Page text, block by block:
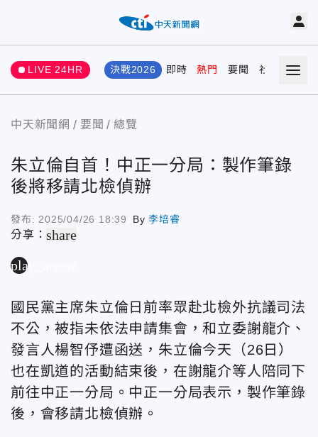
LIVE 24HR 決戰2026 即時 熱門 要聞 社會 娛樂
中天新聞網 要聞 總覽
朱立倫自首！中正一分局：製作筆錄
後將移請北檢偵辦
發布: 2025/04/26 18:39 By李培睿
分享：share
play_arrow
國民黨主席朱立倫日前率眾赴北檢外抗議司法
不公，被指未依法申請集會，和立委謝龍介、
發言人楊智伃遭函送，朱立倫今天（26日）
也在凱道的活動結束後，在謝龍介等人陪同下
前往中正一分局。中正一分局表示，製作筆錄
後，會移請北檢偵辦。